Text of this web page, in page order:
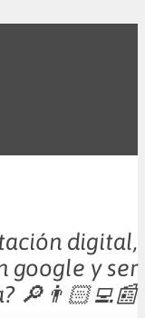
digital,
google y ser
🔎👨🏻‍💻📰